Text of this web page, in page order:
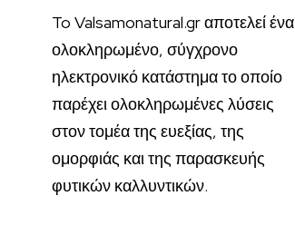
To Valsamonatural.gr αποτελεί ένα
ολοκληρωμένο, σύγχρονο
ηλεκτρονικό κατάστημα το οποίο
παρέχει ολοκληρωμένες λύσεις
στον τομέα της ευεξίας, της
ομορφιάς και της παρασκευής
φυτικών καλλυντικών.